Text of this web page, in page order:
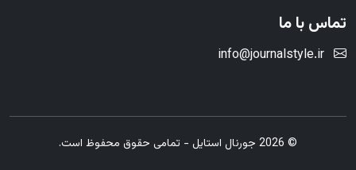
تماس با ما
info@journalstyle.ir
© 2026 جورنال استایل - تمامی حقوق محفوظ است.